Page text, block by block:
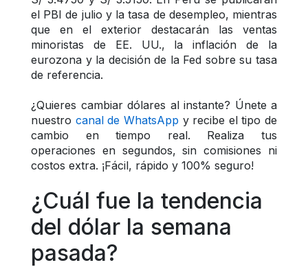
el PBI de julio y la tasa de desempleo, mientras
que en el exterior destacarán las ventas
minoristas de EE. UU., la inflación de la
eurozona y la decisión de la Fed sobre su tasa
de referencia.
¿Quieres cambiar dólares al instante? Únete a
nuestro canal de WhatsApp y recibe el tipo de
cambio en tiempo real. Realiza tus
operaciones en segundos, sin comisiones ni
costos extra. ¡Fácil, rápido y 100% seguro!
¿Cuál fue la tendencia
del dólar la semana
pasada?